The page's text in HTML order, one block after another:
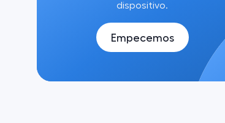
dispositivo.
Empecemos